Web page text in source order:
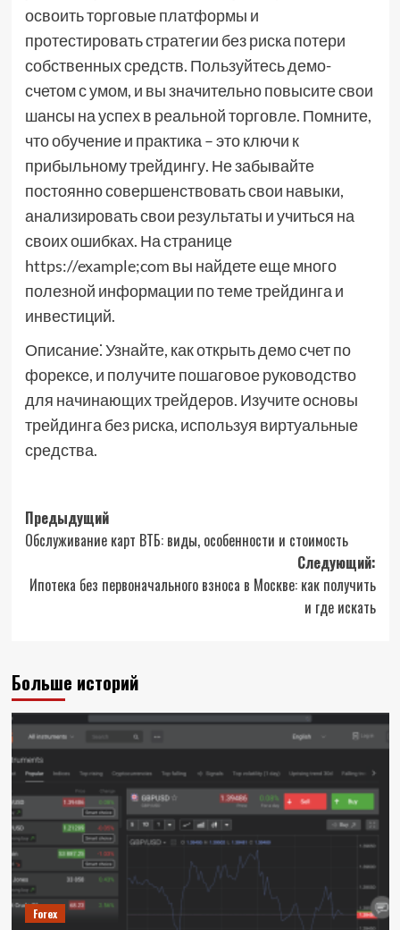
освоить торговые платформы и
протестировать стратегии без риска потери
собственных средств. Пользуйтесь демо-
счетом с умом, и вы значительно повысите свои
шансы на успех в реальной торговле. Помните,
что обучение и практика – это ключи к
прибыльному трейдингу. Не забывайте
постоянно совершенствовать свои навыки,
анализировать свои результаты и учиться на
своих ошибках. На странице
https://example;com вы найдете еще много
полезной информации по теме трейдинга и
инвестиций.
Описание⁚ Узнайте, как открыть демо счет по
форексе, и получите пошаговое руководство
для начинающих трейдеров. Изучите основы
трейдинга без риска, используя виртуальные
средства.
Навигация
записи
Предыдущий
Обслуживание карт ВТБ: виды, особенности и стоимость
Следующий:
Ипотека без первоначального взноса в Москве: как получить
и где искать
Больше историй
Forex